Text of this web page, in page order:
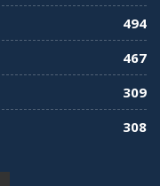
494
467
309
308